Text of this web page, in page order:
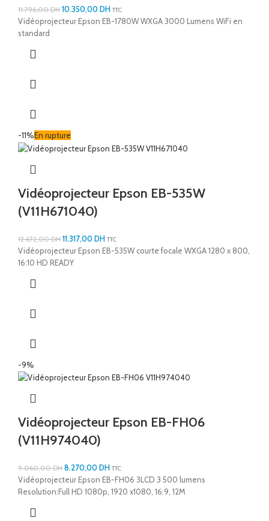
11.796,00DH 10.350,00DH TTC
Vidéoprojecteur Epson EB-1780W WXGA 3000 Lumens WiFi en
standard
-11%En rupture
Vidéoprojecteur Epson EB-535W
(V11H671040)
12.672,00DH 11.317,00DH TTC
Vidéoprojecteur Epson EB-535W courte focale WXGA 1280 x 800,
16:10 HD READY
-9%
Vidéoprojecteur Epson EB-FH06
(V11H974040)
9.060,00DH 8.270,00DH TTC
Vidéoprojecteur Epson EB-FH06 3LCD 3 500 lumens
Resolution:Full HD 1080p, 1920 x1080, 16:9, 12M